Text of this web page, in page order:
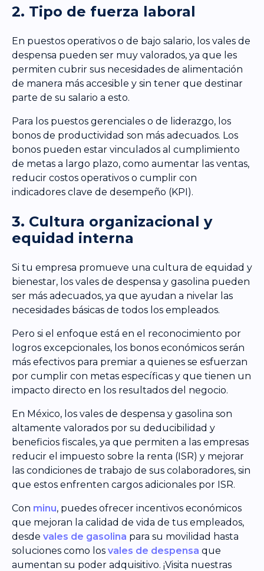
2. Tipo de fuerza laboral
En puestos operativos o de bajo salario, los vales de
despensa pueden ser muy valorados, ya que les
permiten cubrir sus necesidades de alimentación
de manera más accesible y sin tener que destinar
parte de su salario a esto.
Para los puestos gerenciales o de liderazgo, los
bonos de productividad son más adecuados. Los
bonos pueden estar vinculados al cumplimiento
de metas a largo plazo, como aumentar las ventas,
reducir costos operativos o cumplir con
indicadores clave de desempeño (KPI).
3. Cultura organizacional y
equidad interna
Si tu empresa promueve una cultura de equidad y
bienestar, los vales de despensa y gasolina pueden
ser más adecuados, ya que ayudan a nivelar las
necesidades básicas de todos los empleados.
Pero si el enfoque está en el reconocimiento por
logros excepcionales, los bonos económicos serán
más efectivos para premiar a quienes se esfuerzan
por cumplir con metas específicas y que tienen un
impacto directo en los resultados del negocio.
En México, los vales de despensa y gasolina son
altamente valorados por su deducibilidad y
beneficios fiscales, ya que permiten a las empresas
reducir el impuesto sobre la renta (ISR) y mejorar
las condiciones de trabajo de sus colaboradores, sin
que estos enfrenten cargos adicionales por ISR.
Con minu, puedes ofrecer incentivos económicos
que mejoran la calidad de vida de tus empleados,
desde vales de gasolina para su movilidad hasta
soluciones como los vales de despensa que
aumentan su poder adquisitivo. ¡Visita nuestras